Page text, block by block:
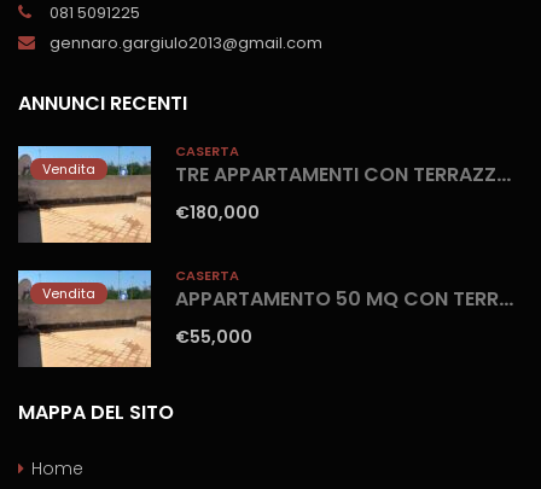
081 5091225
gennaro.gargiulo2013@gmail.com
ANNUNCI RECENTI
Vendita
CASERTA
TRE APPARTAMENTI CON TERRAZZO Castel Volturno-Domitiana
€180,000
Vendita
CASERTA
APPARTAMENTO 50 MQ CON TERRAZZO Castel Volturno-Domitiana
€55,000
MAPPA DEL SITO
Home